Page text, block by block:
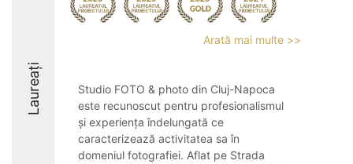
Laureați
Arată mai multe >>
Studio FOTO & photo din Cluj-Napoca
este recunoscut pentru profesionalismul
și experiența îndelungată ce
caracterizează activitatea sa în
domeniul fotografiei. Aflat pe Strada